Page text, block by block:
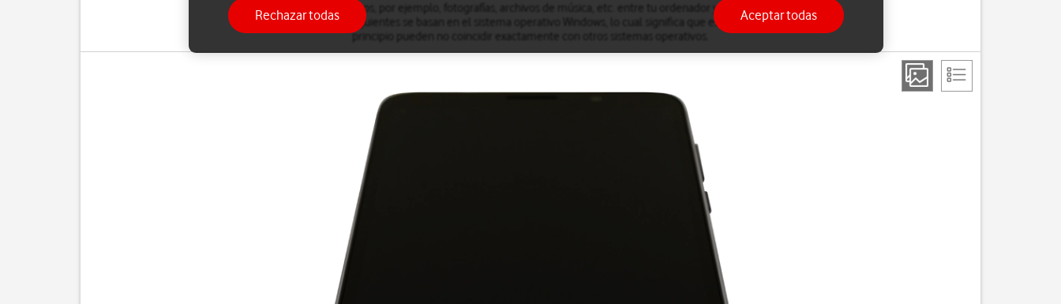
Puedes transferir archivos, por ejemplo, fotografías, archivos de música, etc. entre tu ordenador y el teléfono. Ten en
cuenta que los pasos siguientes se basan en el sistema operativo Windows, lo cual significa que estas instrucciones en
principio pueden no coincidir exactamente con otros sistemas operativos.
Rechazar todas Aceptar todas